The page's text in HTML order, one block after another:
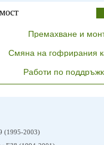
Премахване и
Смяна на гофрирания
Работи по
(1995-2003)